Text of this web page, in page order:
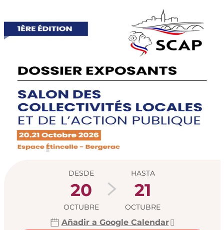
Horarios y datos
DESDE
20
OCTUBRE
HASTA
21
OCTUBRE
Añadir a Google Calendar